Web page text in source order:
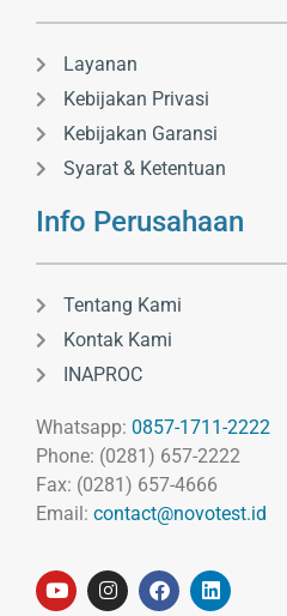
Layanan
Kebijakan Privasi
Kebijakan Garansi
Syarat & Ketentuan
Info Perusahaan
Tentang Kami
Kontak Kami
INAPROC
Whatsapp: 0857-1711-2222
Phone: (0281) 657-2222
Fax: (0281) 657-4666
Email: contact@novotest.id